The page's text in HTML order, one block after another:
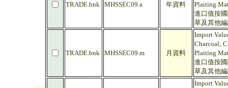
TRADE.bnk MHSSEC09.a 年資料
Plaiting
進口值按
草及其他
TRADE.bnk MHSSEC09.m 月資料
Import
Charcoal;
Plaiting
進口值按
草及其他
Import